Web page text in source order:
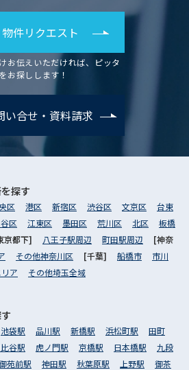
物件リクエスト
お伝えいただければ、ピッタ
お探しします！
い合せ・資料請求
探す
区 港区 新宿区 渋谷区 文京区
台東
区 江東区 墨田区 荒川区 北区
板橋
京都下] 八王子駅周辺 町田駅周辺
[神奈
その他神奈川区 [千葉] 船橋市
市川
ア その他埼玉全域
池袋駅 品川駅 新橋駅 浜松町駅
田町
谷駅 虎ノ門駅 京橋駅 日本橋駅
九段
苑前駅 神田駅 秋葉原駅 上野駅
御茶